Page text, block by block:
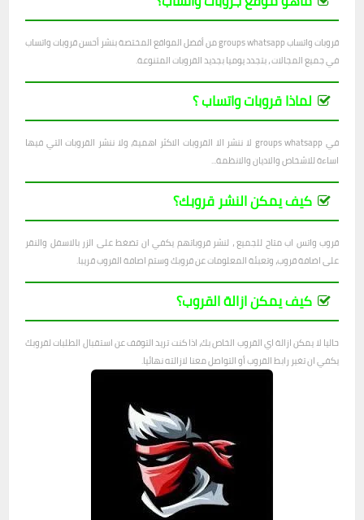
قروبات واتساب groups whatsapp من أفضل المواقع المختصة بنشر أحسن قروبات واتساب
في جميع المجالات ، بتجدد يوميا بجديد القروبات المتنوعة.
لماذا قروبات واتساب ؟
في groups whatsapp لا ننشر الا القروبات الاكثر اهمية، ولا ننشر القروبات التي فيها
اساءة للاشخاص والاديان والانظمة...
كيف يمكن النشر قروبك؟
قروب واتس اب متاح للجميع ، لنشر قروباتهم يكفي ان تضغط على الزر بالاسفل والنقر
على اضافة قروب، وتعبئة المعلومات عن قروبك وستم اصافة القروب قريبا.
كيف يمكن ازالة القروب؟
حاليا لا يمكن ازالة اي القروب الخاص بك، اذا كنت تريد التوقف عن استقبال الطلبات لقروبك
يكفي ان تغير رابط القروب أو التواصل معنا لازالته نهائيا.